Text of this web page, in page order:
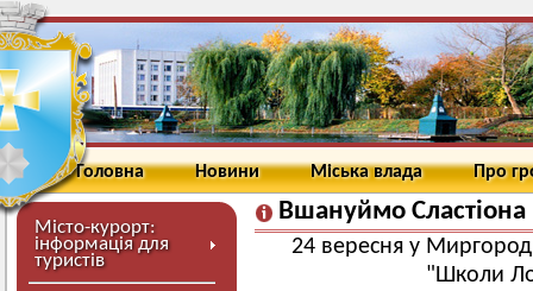
Головна Новини Міська влада Про
Місто-курорт:
інформація для
туристів
Вшануймо Сластіона
24 вересня у Миргород
"Школи